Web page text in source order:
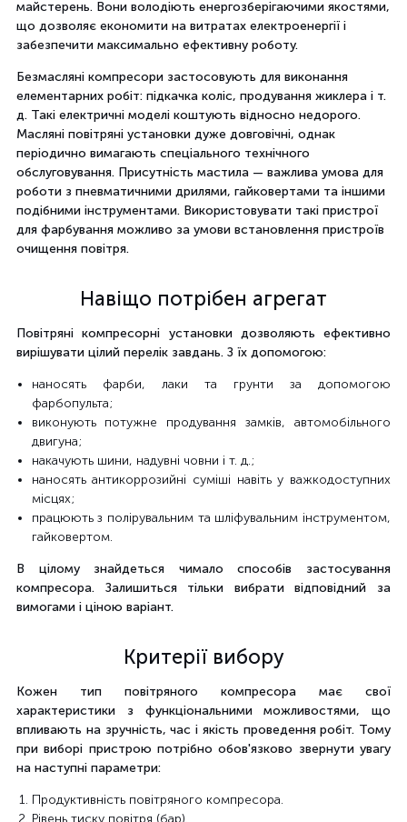
майстерень. Вони володіють енергозберігаючими якостями,
що дозволяє економити на витратах електроенергії і
забезпечити максимально ефективну роботу.
Безмасляні компресори застосовують для виконання
елементарних робіт: підкачка коліс, продування жиклера і т.
д. Такі електричні моделі коштують відносно недорого.
Масляні повітряні установки дуже довговічні, однак
періодично вимагають спеціального технічного
обслуговування. Присутність мастила — важлива умова для
роботи з пневматичними дрилями, гайковертами та іншими
подібними інструментами. Використовувати такі пристрої
для фарбування можливо за умови встановлення пристроїв
очищення повітря.
Навіщо потрібен агрегат
Повітряні компресорні установки дозволяють ефективно
вирішувати цілий перелік завдань. З їх допомогою:
наносять фарби, лаки та грунти за допомогою
фарбопульта;
виконують потужне продування замків, автомобільного
двигуна;
накачують шини, надувні човни і т. д.;
наносять антикоррозийні суміші навіть у важкодоступних
місцях;
працюють з полірувальним та шліфувальним інструментом,
гайковертом.
В цілому знайдеться чимало способів застосування
компресора. Залишиться тільки вибрати відповідний за
вимогами і ціною варіант.
Критерії вибору
Кожен тип повітряного компресора має свої
характеристики з функціональними можливостями, що
впливають на зручність, час і якість проведення робіт. Тому
при виборі пристрою потрібно обов'язково звернути увагу
на наступні параметри:
Продуктивність повітряного компресора.
Рівень тиску повітря (бар).